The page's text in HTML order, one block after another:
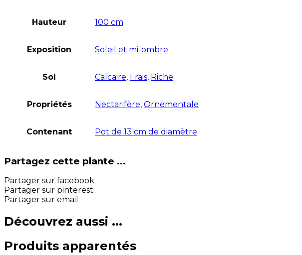
Hauteur 100 cm
Exposition Soleil et mi-ombre
Sol Calcaire, Frais, Riche
Propriétés Nectarifère, Ornementale
Contenant Pot de 13 cm de diamètre
Partagez cette plante ...
Partager sur facebook
Partager sur pinterest
Partager sur email
Découvrez aussi ...
Produits apparentés